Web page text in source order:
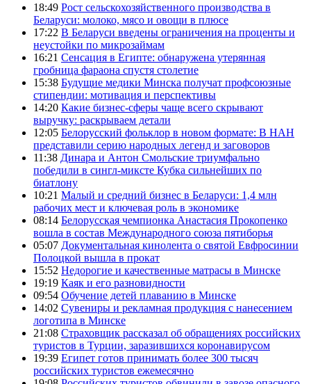
18:49 Рост сельскохозяйственного производства в
Беларуси: молоко, мясо и овощи в плюсе
17:22 В Беларуси введены ограничения на проценты и
неустойки по микрозаймам
16:21 Сенсация в Египте: обнаружена утерянная
гробница фараона спустя столетие
15:38 Будущие медики Минска получат профсоюзные
стипендии: мотивация и перспективы
14:20 Какие бизнес-сферы чаще всего скрывают
выручку: раскрываем детали
12:05 Белорусский фольклор в новом формате: В НАН
представили серию народных легенд и заговоров
11:38 Динара и Антон Смольские триумфально
победили в сингл-миксте Кубка сильнейших по
биатлону
10:21 Малый и средний бизнес в Беларуси: 1,4 млн
рабочих мест и ключевая роль в экономике
08:14 Белорусская чемпионка Анастасия Прокопенко
вошла в состав Международного союза пятиборья
05:07 Документальная кинолента о святой Евфросинии
Полоцкой вышла в прокат
15:52 Недорогие и качественные матрасы в Минске
19:19 Каяк и его разновидности
09:54 Обучение детей плаванию в Минске
14:02 Сувениры и рекламная продукция с нанесением
логотипа в Минске
21:08 Страховщик рассказал об обращениях российских
туристов в Турции, заразившихся коронавирусом
19:39 Египет готов принимать более 300 тысяч
российских туристов ежемесячно